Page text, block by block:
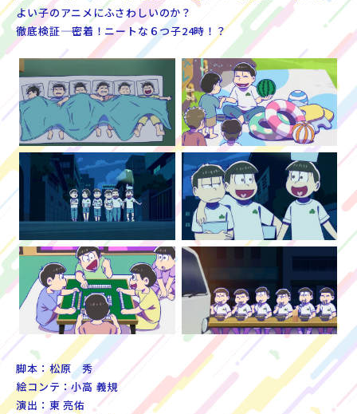
よい子のアニメにふさわしいのか？
徹底検証―― 密着！ニートな６つ子24時！？
脚本：松原 秀
絵コンテ：小高 義規
演出：東 亮佑